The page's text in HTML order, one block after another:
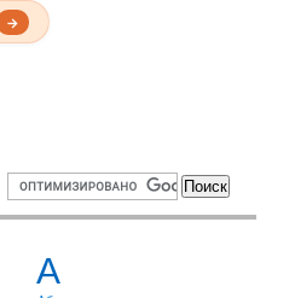
→
А